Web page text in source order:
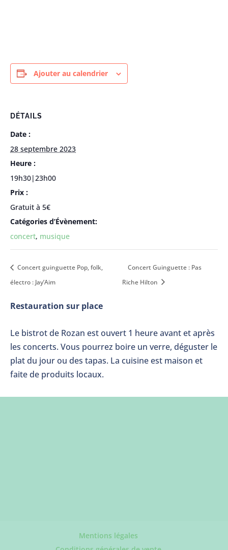
Ajouter au calendrier
DÉTAILS
Date :
28 septembre 2023
Heure :
19h30|23h00
Prix :
Gratuit à 5€
Catégories d’Évènement:
concert, musique
Concert guinguette Pop, folk,
électro : Jay’Aim
Concert Guinguette : Pas
Riche Hilton
Restauration sur place
Le bistrot de Rozan est ouvert 1 heure avant et après
les concerts. Vous pourrez boire un verre, déguster le
plat du jour ou des tapas. La cuisine est maison et
faite de produits locaux.
Mentions légales